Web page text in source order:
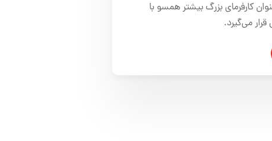
کارفرمای بزرگ بیشتر همسو با
قرار می‌گیرد.